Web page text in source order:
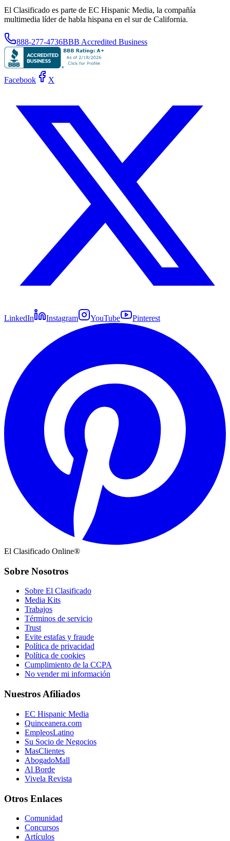
El Clasificado es parte de EC Hispanic Media, la compañía
multimedia líder de habla hispana en el sur de California.
888-277-4736BBB Accredited Business
Facebook X
LinkedIn Instagram YouTube Pinterest
El Clasificado Online®
Sobre Nosotros
Sobre El Clasificado
Media Kits
Trabajos
Términos de servicio
Trust
Evite estafas y fraude
Política de privacidad
Política de cookies
Cumplimiento de la CCPA
No vender mi información
Nuestros Afiliados
EC Hispanic Media
Quinceanera.com
EmpleosLatino
Su Socio de Negocios
MasClientes
AbogadoMall
Al Borde
Vivela Revista
Otros Enlaces
Comunidad
Concursos
Artículos